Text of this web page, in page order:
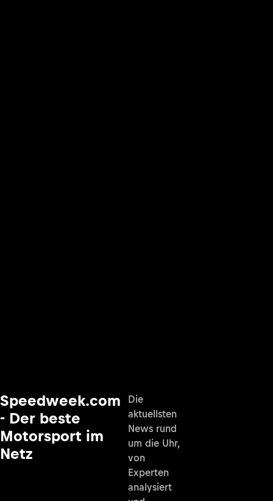
Speedweek.com
- Der beste
Motorsport im
Netz
Die
aktuellsten
News rund
um die Uhr,
von
Experten
analysiert